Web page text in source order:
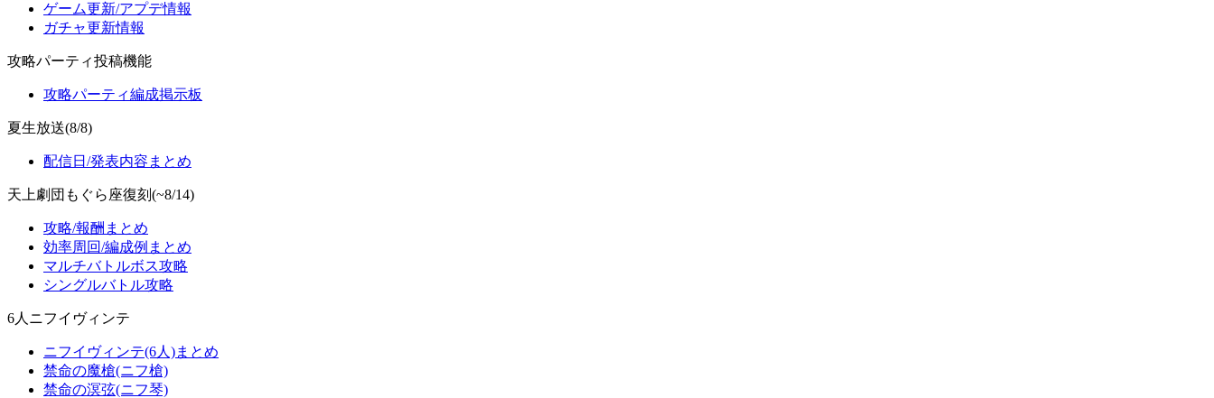
ゲーム更新/アプデ情報
ガチャ更新情報
攻略パーティ投稿機能
攻略パーティ編成掲示板
夏生放送(8/8)
配信日/発表内容まとめ
天上劇団もぐら座復刻(~8/14)
攻略/報酬まとめ
効率周回/編成例まとめ
マルチバトルボス攻略
シングルバトル攻略
6人ニフイヴィンテ
ニフイヴィンテ(6人)まとめ
禁命の魔槍(ニフ槍)
禁命の溟弦(ニフ琴)